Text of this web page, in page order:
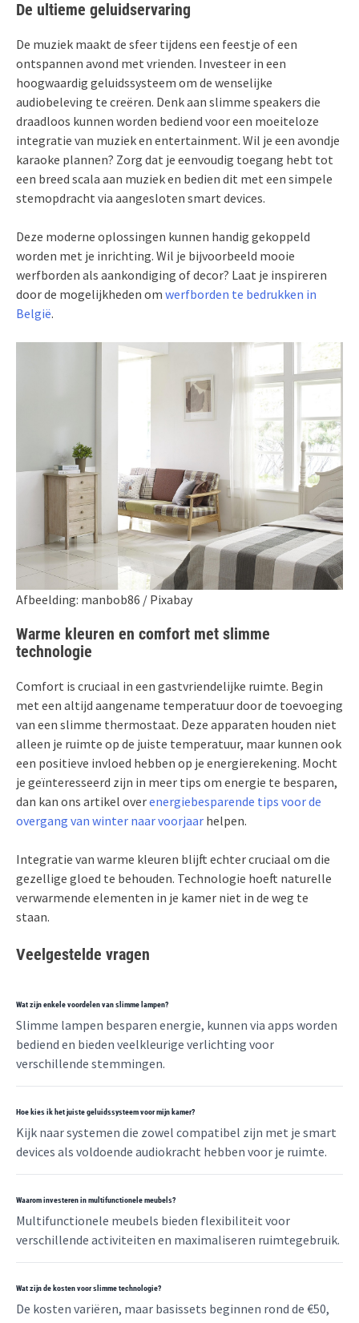
De ultieme geluidservaring
De muziek maakt de sfeer tijdens een feestje of een
ontspannen avond met vrienden. Investeer in een
hoogwaardig geluidssysteem om de wenselijke
audiobeleving te creëren. Denk aan slimme speakers die
draadloos kunnen worden bediend voor een moeiteloze
integratie van muziek en entertainment. Wil je een avondje
karaoke plannen? Zorg dat je eenvoudig toegang hebt tot
een breed scala aan muziek en bedien dit met een simpele
stemopdracht via aangesloten smart devices.
Deze moderne oplossingen kunnen handig gekoppeld
worden met je inrichting. Wil je bijvoorbeeld mooie
werfborden als aankondiging of decor? Laat je inspireren
door de mogelijkheden om werfborden te bedrukken in
België.
Afbeelding: manbob86 / Pixabay
Warme kleuren en comfort met slimme
technologie
Comfort is cruciaal in een gastvriendelijke ruimte. Begin
met een altijd aangename temperatuur door de toevoeging
van een slimme thermostaat. Deze apparaten houden niet
alleen je ruimte op de juiste temperatuur, maar kunnen ook
een positieve invloed hebben op je energierekening. Mocht
je geïnteresseerd zijn in meer tips om energie te besparen,
dan kan ons artikel overenergiebesparende tips voor de
overgang van winter naar voorjaar helpen.
Integratie van warme kleuren blijft echter cruciaal om die
gezellige gloed te behouden. Technologie hoeft naturelle
verwarmende elementen in je kamer niet in de weg te
staan.
Veelgestelde vragen
Wat zijn enkele voordelen van slimme lampen?
Slimme lampen besparen energie, kunnen via apps worden
bediend en bieden veelkleurige verlichting voor
verschillende stemmingen.
Hoe kies ik het juiste geluidssysteem voor mijn kamer?
Kijk naar systemen die zowel compatibel zijn met je smart
devices als voldoende audiokracht hebben voor je ruimte.
Waarom investeren in multifunctionele meubels?
Multifunctionele meubels bieden flexibiliteit voor
verschillende activiteiten en maximaliseren ruimtegebruik.
Wat zijn de kosten voor slimme technologie?
De kosten variëren, maar basissets beginnen rond de €50,